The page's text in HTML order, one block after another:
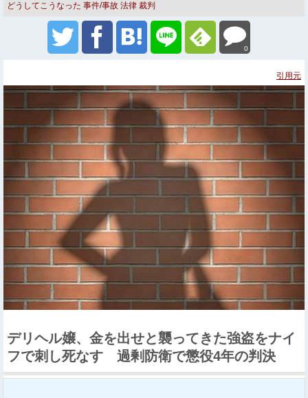
どうしてこうなった 事件/事故 法律 裁判
0
引用元
デリヘル嬢、金を出せと襲ってきた強盗をナイ
フで刺し死なす 過剰防衛で懲役4年の判決